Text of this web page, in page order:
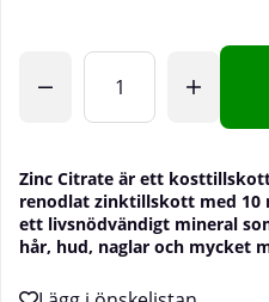
Zinc Citrate är ett
renodlat zinktillskott med 10
ett livsnödvändigt mineral
hår, hud, naglar och mycket